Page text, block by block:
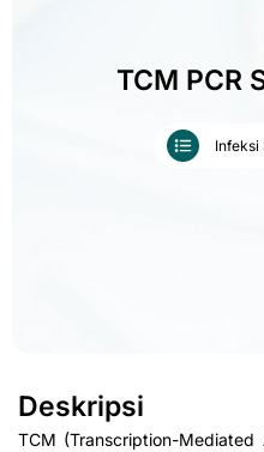
TCM PCR
Infeksi
Deskripsi
TCM (Transcription-Mediated